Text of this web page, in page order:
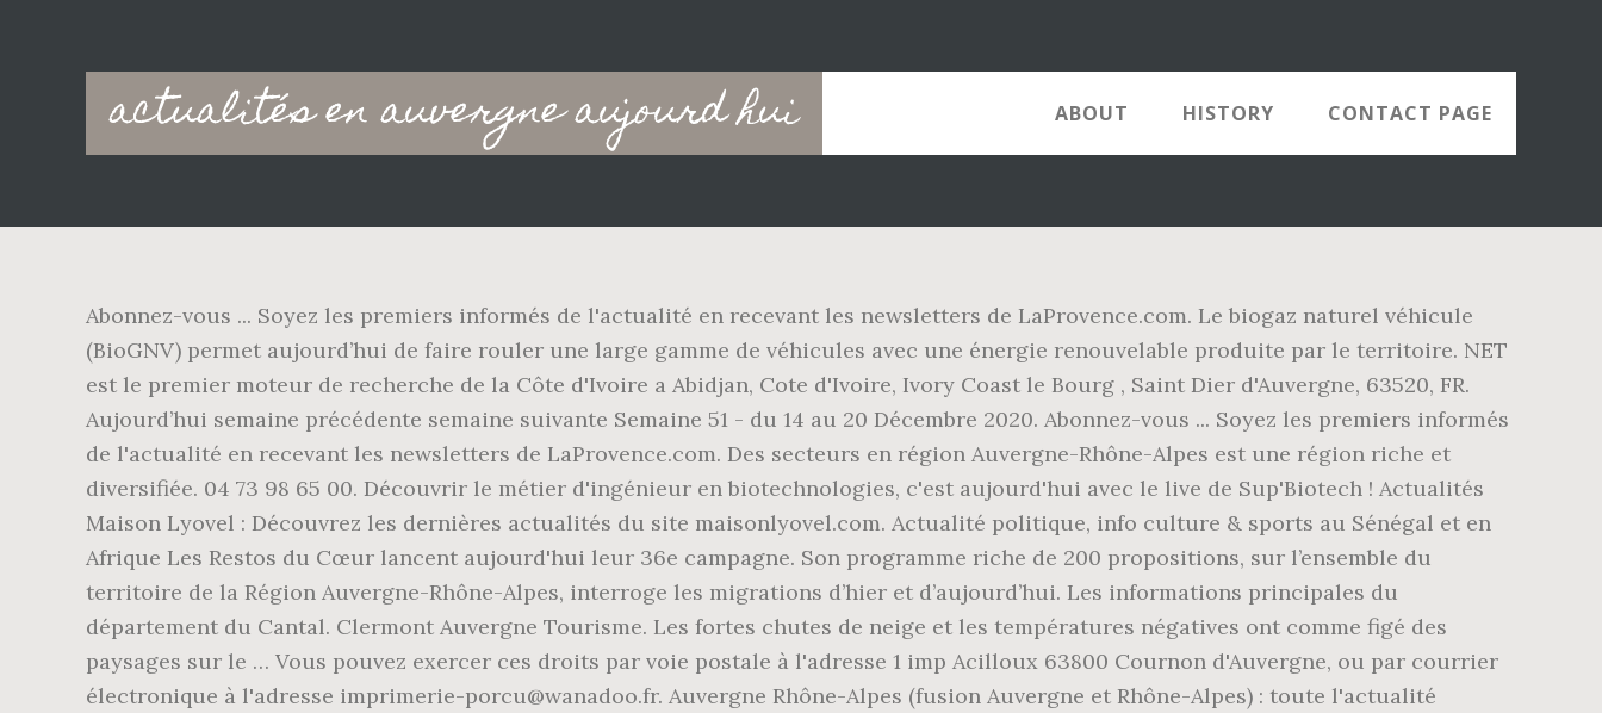
actualités en auvergne aujourd hui
Main
navigation
ABOUT HISTORY CONTACT PAGE
Abonnez-vous ... Soyez les premiers informés de l'actualité en recevant les newsletters de LaProvence.com. Le biogaz naturel véhicule
(BioGNV) permet aujourd’hui de faire rouler une large gamme de véhicules avec une énergie renouvelable produite par le territoire. NET
est le premier moteur de recherche de la Côte d'Ivoire a Abidjan, Cote d'Ivoire, Ivory Coast le Bourg , Saint Dier d'Auvergne, 63520, FR.
Aujourd’hui semaine précédente semaine suivante Semaine 51 - du 14 au 20 Décembre 2020. Abonnez-vous ... Soyez les premiers informés
de l'actualité en recevant les newsletters de LaProvence.com. Des secteurs en région Auvergne-Rhône-Alpes est une région riche et
diversifiée. 04 73 98 65 00. Découvrir le métier d'ingénieur en biotechnologies, c'est aujourd'hui avec le live de Sup'Biotech ! Actualités
Maison Lyovel : Découvrez les dernières actualités du site maisonlyovel.com. Actualité politique, info culture & sports au Sénégal et en
Afrique Les Restos du Cœur lancent aujourd'hui leur 36e campagne. Son programme riche de 200 propositions, sur l’ensemble du
territoire de la Région Auvergne-Rhône-Alpes, interroge les migrations d’hier et d’aujourd’hui. Les informations principales du
département du Cantal. Clermont Auvergne Tourisme. Les fortes chutes de neige et les températures négatives ont comme figé des
paysages sur le … Vous pouvez exercer ces droits par voie postale à l'adresse 1 imp Acilloux 63800 Cournon d'Auvergne, ou par courrier
électronique à l'adresse imprimerie-porcu@wanadoo.fr. Auvergne Rhône-Alpes (fusion Auvergne et Rhône-Alpes) : toute l'actualité